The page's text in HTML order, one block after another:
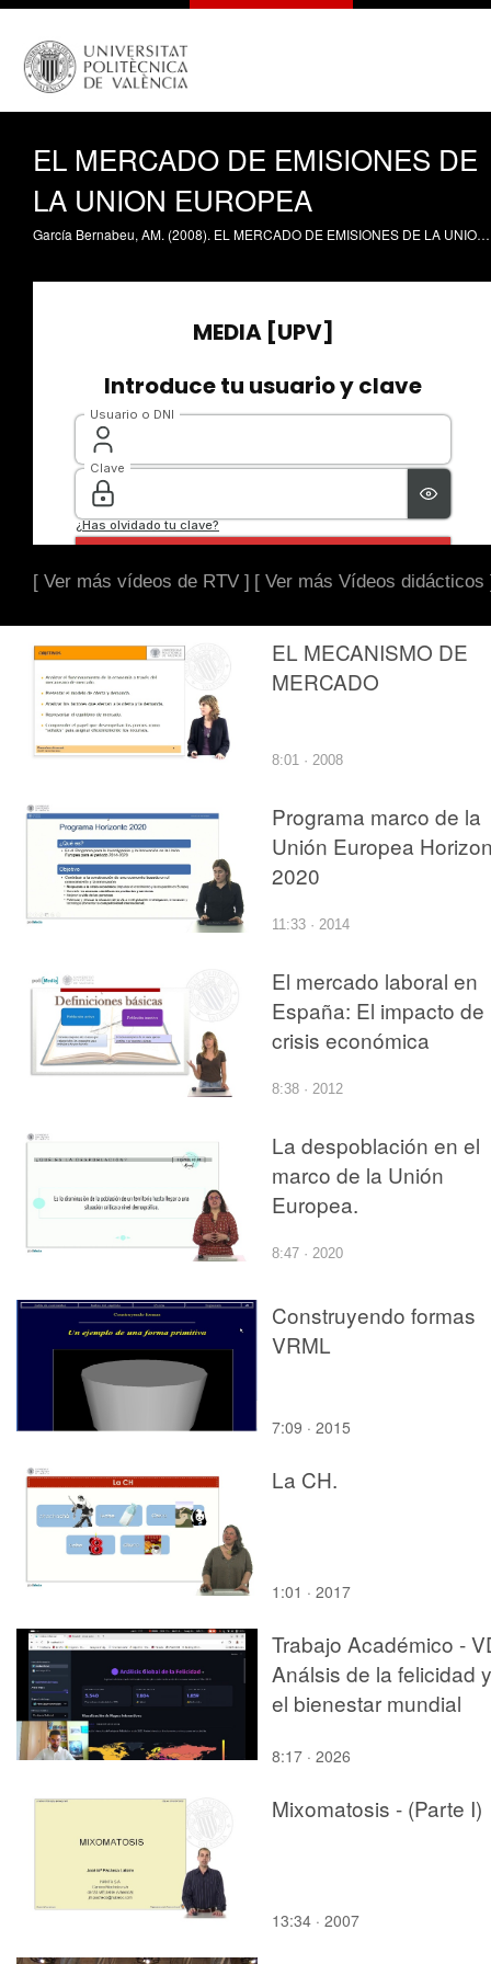
EL MERCADO DE EMISIONES DE
LA UNION EUROPEA
García Bernabeu, AM. (2008). EL MERCADO DE EMISIONES DE LA UNION EUROPEA. https://riunet.upv.es/handle/10251/1376
[ Ver más vídeos de RTV ] [ Ver más Vídeos didácticos
EL MECANISMO DE
MERCADO
8:01 · 2008
Programa marco de la
Unión Europea
2020
11:33 · 2014
El mercado laboral en
España: El impacto de
crisis económica
8:38 · 2012
La despoblación en el
marco de la Unión
Europea.
8:47 · 2020
Construyendo formas
VRML
7:09 · 2015
La CH.
1:01 · 2017
Trabajo Académico -
Análsis de la felicidad y
el bienestar mundial
8:17 · 2026
Mixomatosis - (Parte I)
13:34 · 2007